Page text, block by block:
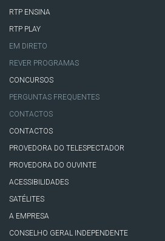
RTP ENSINA
RTP PLAY
EM DIRETO
REVER PROGRAMAS
CONCURSOS
PERGUNTAS FREQUENTES
CONTACTOS
CONTACTOS
PROVEDORA DO TELESPECTADOR
PROVEDORA DO OUVINTE
ACESSIBILIDADES
SATÉLITES
A EMPRESA
CONSELHO GERAL INDEPENDENTE